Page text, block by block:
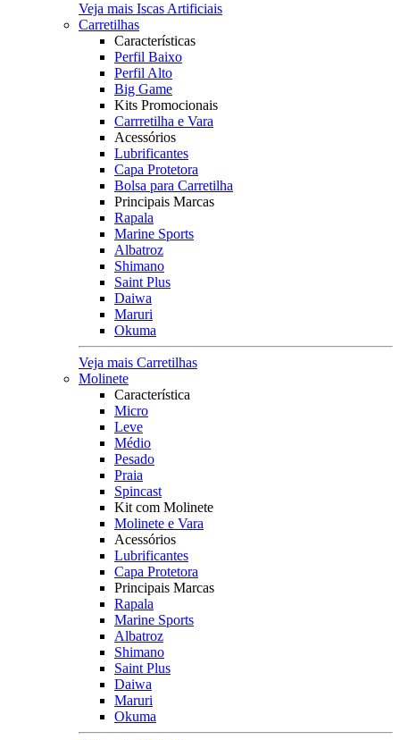
Veja mais Iscas Artificiais
Carretilhas
Características
Perfil Baixo
Perfil Alto
Big Game
Kits Promocionais
Carrretilha e Vara
Acessórios
Lubrificantes
Capa Protetora
Bolsa para Carretilha
Principais Marcas
Rapala
Marine Sports
Albatroz
Shimano
Saint Plus
Daiwa
Maruri
Okuma
Veja mais Carretilhas
Molinete
Característica
Micro
Leve
Médio
Pesado
Praia
Spincast
Kit com Molinete
Molinete e Vara
Acessórios
Lubrificantes
Capa Protetora
Principais Marcas
Rapala
Marine Sports
Albatroz
Shimano
Saint Plus
Daiwa
Maruri
Okuma